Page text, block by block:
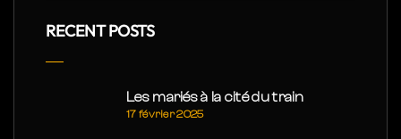
RECENT POSTS
Les mariés à la cité du train
17 février 2025